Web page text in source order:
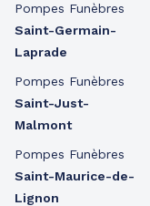
Pompes Funèbres
Saint-Germain-
Laprade
Pompes Funèbres
Saint-Just-
Malmont
Pompes Funèbres
Saint-Maurice-de-
Lignon